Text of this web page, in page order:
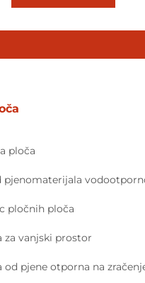
ploča
pjenomaterijala
pločnih ploča
za vanjski prostor
od pjene otporna na